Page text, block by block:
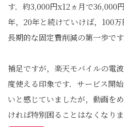
す．約3,000円x12ヵ月で36,000
年，20年と続けていけば，100万
長期的な固定費削減の第一歩です
補足ですが，楽天モバイルの電
度使える印象です．サービス開
いと感じていましたが，動画を
ければ特別困ることはなくなりま